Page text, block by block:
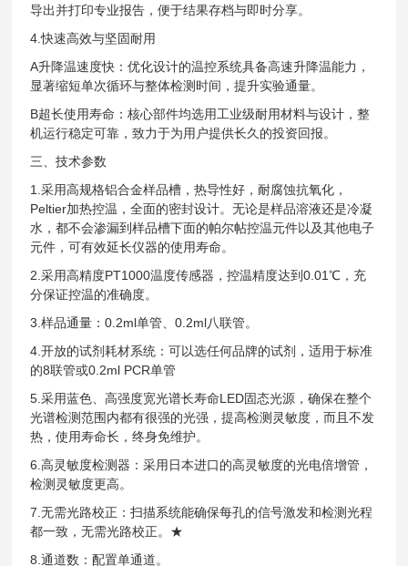
导出并打印专业报告，便于结果存档与即时分享。
4.快速高效与坚固耐用
A升降温速度快：优化设计的温控系统具备高速升降温能力，
显著缩短单次循环与整体检测时间，提升实验通量。
B超长使用寿命：核心部件均选用工业级耐用材料与设计，整
机运行稳定可靠，致力于为用户提供长久的投资回报。
三、技术参数
1.采用高规格铝合金样品槽，热导性好，耐腐蚀抗氧化，
Peltier加热控温，全面的密封设计。无论是样品溶液还是冷凝
水，都不会渗漏到样品槽下面的帕尔帖控温元件以及其他电子
元件，可有效延长仪器的使用寿命。
2.采用高精度PT1000温度传感器，控温精度达到0.01℃，充
分保证控温的准确度。
3.样品通量：0.2ml单管、0.2ml八联管。
4.开放的试剂耗材系统：可以选任何品牌的试剂，适用于标准
的8联管或0.2ml PCR单管
5.采用蓝色、高强度宽光谱长寿命LED固态光源，确保在整个
光谱检测范围内都有很强的光强，提高检测灵敏度，而且不发
热，使用寿命长，终身免维护。
6.高灵敏度检测器：采用日本进口的高灵敏度的光电倍增管，
检测灵敏度更高。
7.无需光路校正：扫描系统能确保每孔的信号激发和检测光程
都一致，无需光路校正。★
8.通道数：配置单通道。